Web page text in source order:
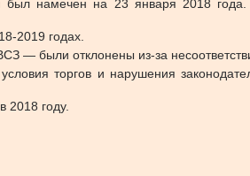
был намечен на 23 января 2018
2019 годах.
— были отклонены из-за
торгов и нарушения
2018 году.